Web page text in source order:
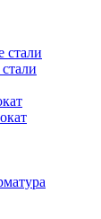
стали